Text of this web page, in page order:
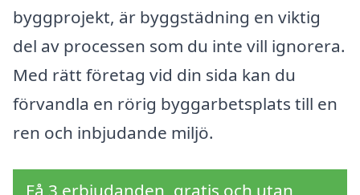
byggprojekt, är byggstädning en viktig
del av processen som du inte vill ignorera.
Med rätt företag vid din sida kan du
förvandla en rörig byggarbetsplats till en
ren och inbjudande miljö.
Få 3 erbjudanden, gratis och utan